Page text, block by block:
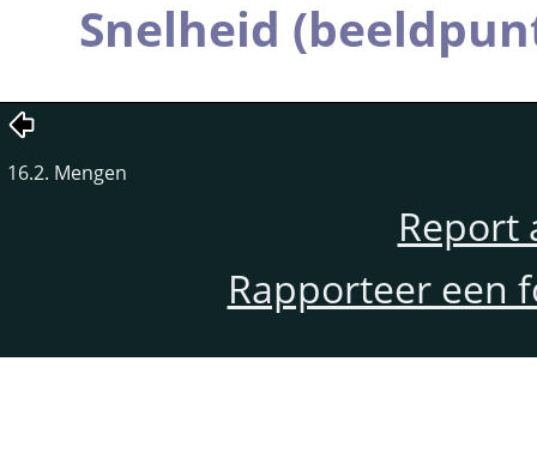
Snelheid
16.2. Mengen
Report
Rapporteer een